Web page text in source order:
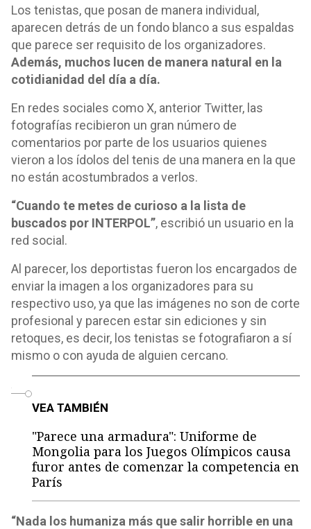
Los tenistas, que posan de manera individual,
aparecen detrás de un fondo blanco a sus espaldas
que parece ser requisito de los organizadores.
Además, muchos lucen de manera natural en la
cotidianidad del día a día.
En redes sociales como X, anterior Twitter, las
fotografías recibieron un gran número de
comentarios por parte de los usuarios quienes
vieron a los ídolos del tenis de una manera en la que
no están acostumbrados a verlos.
“Cuando te metes de curioso a la lista de
buscados por INTERPOL”, escribió un usuario en la
red social.
Al parecer, los deportistas fueron los encargados de
enviar la imagen a los organizadores para su
respectivo uso, ya que las imágenes no son de corte
profesional y parecen estar sin ediciones y sin
retoques, es decir, los tenistas se fotografiaron a sí
mismo o con ayuda de alguien cercano.
VEA TAMBIÉN
"Parece una armadura": Uniforme de
Mongolia para los Juegos Olímpicos causa
furor antes de comenzar la competencia en
París
“Nada los humaniza más que salir horrible en una